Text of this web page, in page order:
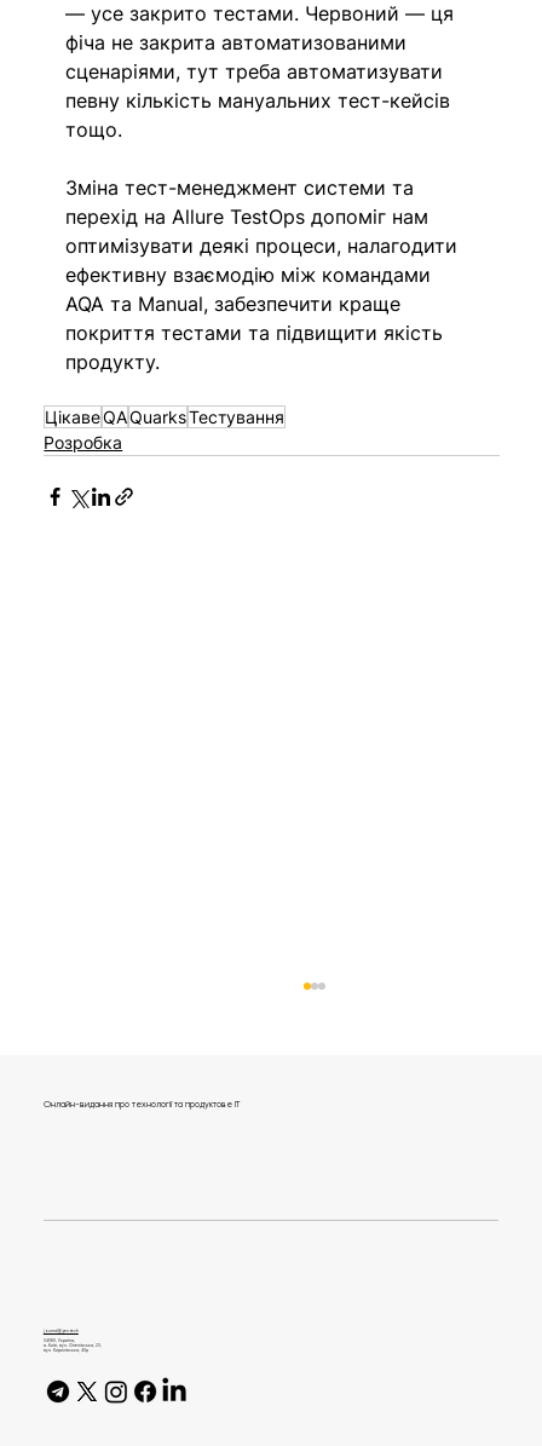
— усе закрито тестами. Червоний — ця
фіча не закрита автоматизованими
сценаріями, тут треба автоматизувати
певну кількість мануальних тест-кейсів
тощо.
Зміна тест-менеджмент системи та
перехід на Allure TestOps допоміг нам
оптимізувати деякі процеси, налагодити
ефективну взаємодію між командами
AQA та Manual, забезпечити краще
покриття тестами та підвищити якість
продукту.
ЦікавеQAQuarksТестування
Розробка
Онлайн-видання про технології та продуктове IT
journal@gen.tech
04080, Україна,
м. Київ, вул. Оленівська, 23,​
вул. Кирилівська, 40р